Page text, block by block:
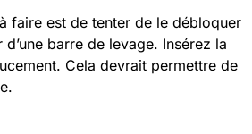
faire est de tenter de le débloquer
barre de levage. Insérez la
Cela devrait permettre de